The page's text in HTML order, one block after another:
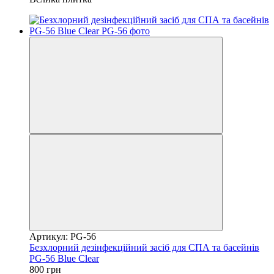
Артикул: PG-56
Безхлорний дезінфекційний засіб для СПА та басейнів
PG-56 Blue Clear
800 грн